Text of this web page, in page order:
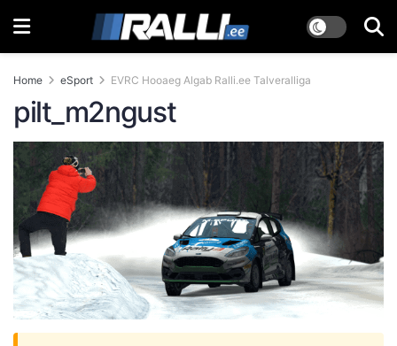
Home eSport EVRC Hooaeg Algab Ralli.ee Talveralliga
pilt_m2ngust